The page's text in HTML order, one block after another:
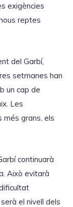
exigències
reptes
del Garbí,
setmanes han
un cap de
Les
més grans, els
continuarà
Això evitarà
el nivell dels